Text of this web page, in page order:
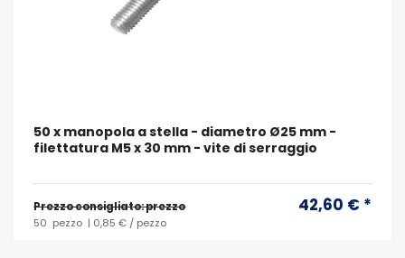
50 x manopola a stella - diametro Ø25 mm -
filettatura M5 x 30 mm - vite di serraggio
Prezzo consigliato: prezzo 42,60 € *
50 pezzo | 0,85 € / pezzo